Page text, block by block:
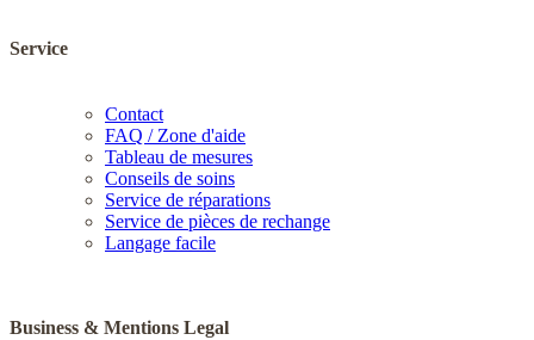
Service
Contact
FAQ / Zone d'aide
Tableau de mesures
Conseils de soins
Service de réparations
Service de pièces de rechange
Langage facile
Business & Mentions Legal